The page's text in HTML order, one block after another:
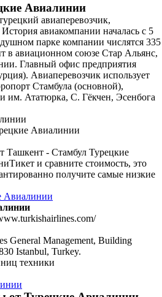
Авиалинии
авиаперевозчик,
авиакомпании началась с 5
парке компании числятся 335
в авиационном союзе Стар Альянс,
Главный офис предприятия
Авиаперевозчик использует
Стамбула (основной),
им. Ататюрка, С. Гёкчен, Эсенбога
Авиалинии
Ташкент - Стамбул Турецкие
и сравните стоимость, это
получите самые низкие
Авиалинии
General Management, Building
Istanbul, Turkey.
техники